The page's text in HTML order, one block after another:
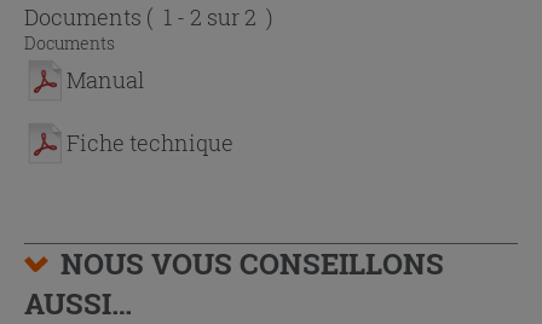
Documents ( 1 - 2 sur 2 )
Documents
Manual
Fiche technique
NOUS VOUS CONSEILLONS
AUSSI…